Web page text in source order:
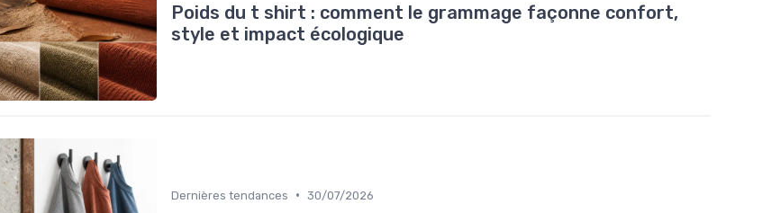
Poids du t shirt : comment le grammage façonne confort,
style et impact écologique
Dernières tendances • 30/07/2026